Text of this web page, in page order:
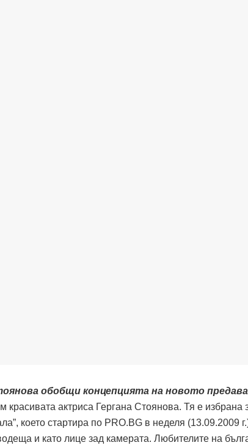
обобщи концепцията на новото
актриса Гергана Стоянова. Тя е избрана
което стартира по PRO.BG в неделя (13.09.2009
и като лице зад камерата. Любителите на